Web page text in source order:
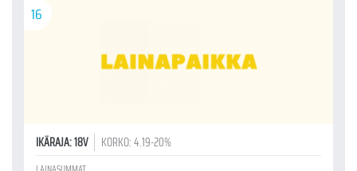
16
IKÄRAJA: 18V KORKO: 4.19-20%